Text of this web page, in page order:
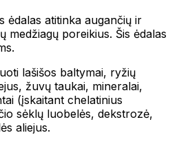
ėdalas atitinka augančių ir
medžiagų poreikius. Šis ėdalas
lašišos baltymai, ryžių
žuvų taukai, mineralai,
(įskaitant chelatinius
sėklų luobelės, dekstrozė,
aliejus.